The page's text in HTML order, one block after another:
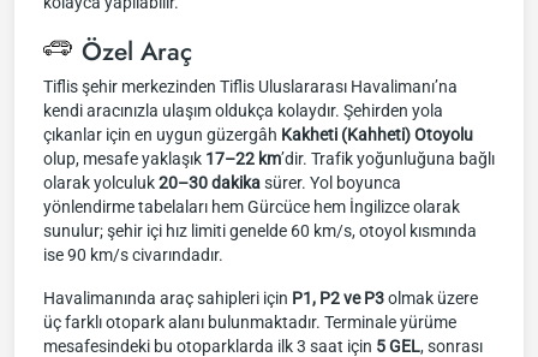
Özel Araç
Tiflis şehir merkezinden Tiflis Uluslararası Havalimanı’na
kendi aracınızla ulaşım oldukça kolaydır. Şehirden yola
çıkanlar için en uygun güzergâh Kakheti (Kahheti) Otoyolu
olup, mesafe yaklaşık 17–22 km’dir. Trafik yoğunluğuna bağlı
olarak yolculuk20–30 dakikasürer. Yol boyunca
yönlendirme tabelaları hem Gürcüce hem İngilizce olarak
sunulur; şehir içi hız limiti genelde 60 km/s, otoyol kısmında
ise 90 km/s civarındadır.
Havalimanında araç sahipleri için P1, P2 ve P3olmak üzere
üç farklı otopark alanı bulunmaktadır. Terminale yürüme
mesafesindeki bu otoparklarda ilk 3 saat için 5 GEL, sonrası